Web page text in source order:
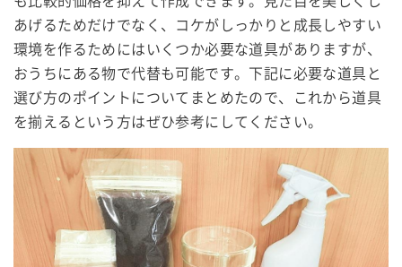
あげるためだけでなく、コケがしっかりと成長しやすい
環境を作るためにはいくつか必要な道具がありますが、
おうちにある物で代替も可能です。下記に必要な道具と
選び方のポイントについてまとめたので、これから道具
を揃えるという方はぜひ参考にしてください。